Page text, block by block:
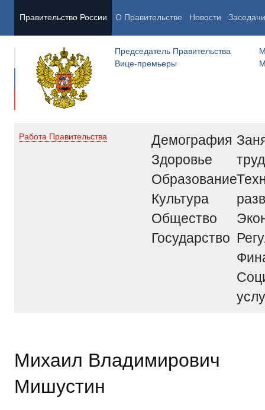
Правительство России О Правительстве Новости
Председатель Правительства
Вице-премьеры
Работа Правительства
Демография
Здоровье
Образование
Культура
Общество
Государство
труд
Михаил Владимирович
Мишустин